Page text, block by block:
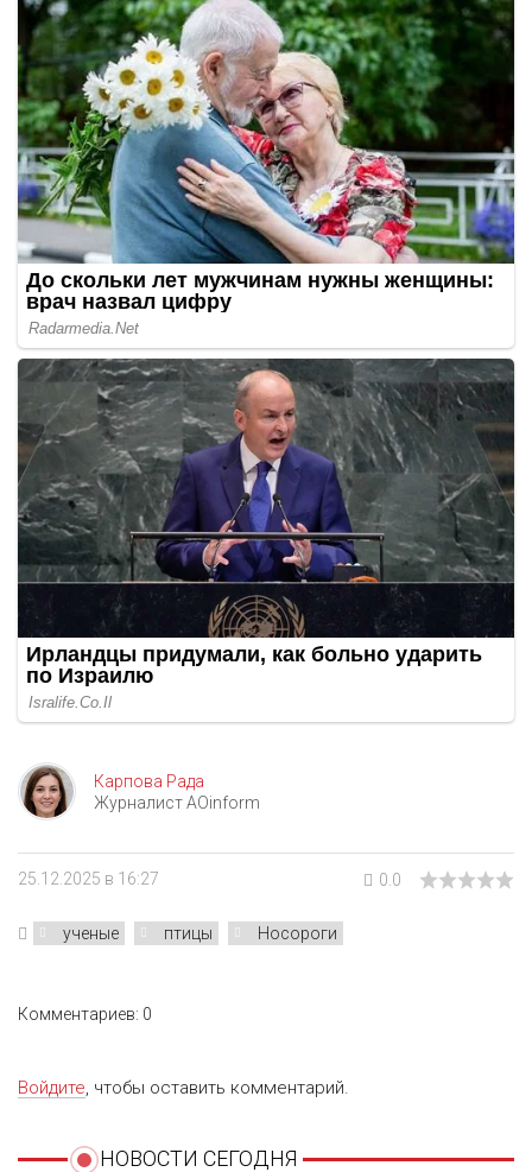
Карпова Рада
Журналист AOinform
25.12.2025 в 16:27 0.0
ученые птицы Носороги
Комментариев: 0
Войдите, чтобы оставить комментарий.
НОВОСТИ СЕГОДНЯ